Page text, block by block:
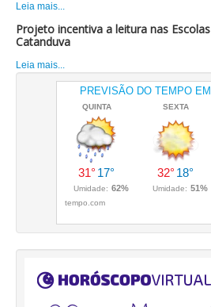
Leia mais...
Projeto incentiva a leitura nas
Catanduva
Leia mais...